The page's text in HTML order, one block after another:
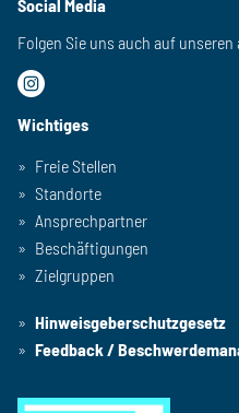
Social Media
Folgen Sie uns auch auf unseren
Wichtiges
Freie Stellen
Standorte
Ansprechpartner
Beschäftigungen
Zielgruppen
Hinweisgeberschutzgesetz
Feedback /